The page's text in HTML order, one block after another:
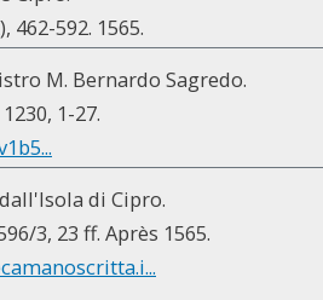
462-592. 1565.
M. Bernardo Sagredo.
1-27.
di Cipro.
3, 23 ff. Après 1565.